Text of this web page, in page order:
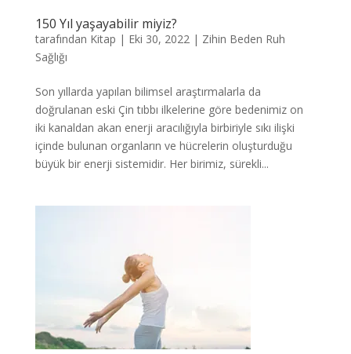
150 Yıl yaşayabilir miyiz?
tarafından Kitap | Eki 30, 2022| Zihin Beden Ruh
Sağlığı
Son yıllarda yapılan bilimsel araştırmalarla da
doğrulanan eski Çin tıbbı ilkelerine göre bedenimiz on
iki kanaldan akan enerji aracılığıyla birbiriyle sıkı ilişki
içinde bulunan organların ve hücrelerin oluşturduğu
büyük bir enerji sistemidir. Her birimiz, sürekli...